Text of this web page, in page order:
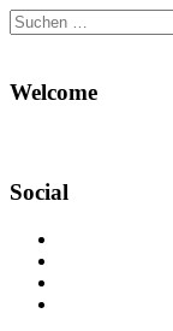
Suchen
nach:
Welcome
Social